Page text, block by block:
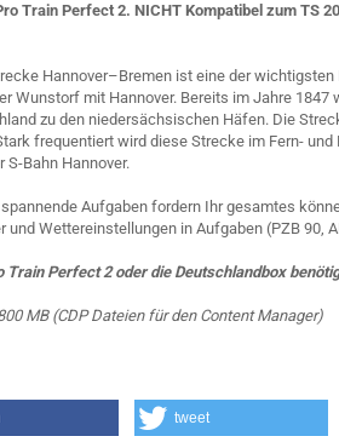
Train Perfect 2. NICHT Kompatibel zum TS
Hannover–Bremen ist eine der
Wunstorf mit Hannover. Bereits im Jahre
zu den niedersächsischen Häfen. Die
frequentiert wird diese Strecke im Fern-
S-Bahn Hannover.
Aufgaben fordern Ihr gesamtes
und Wettereinstellungen in Aufgaben (PZB 90,
Train Perfect 2 oder die Deutschlandbox
MB (CDP Dateien für den Content Manager)
tweet